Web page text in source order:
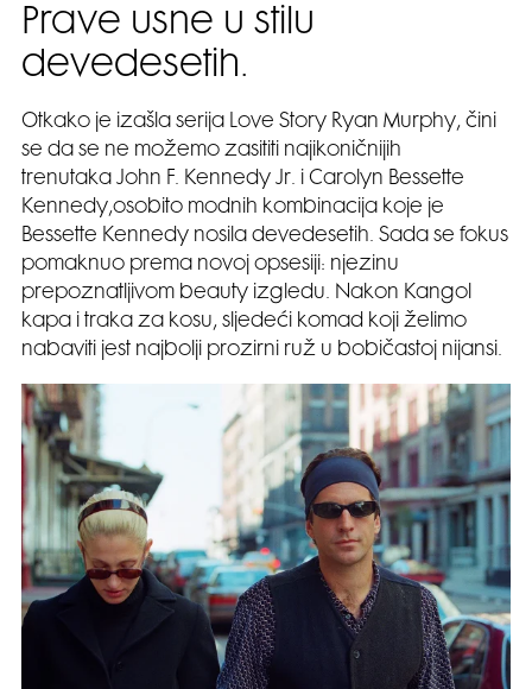
Prave usne u stilu
devedesetih.
Otkako je izašla serija Love Story Ryan Murphy, čini
se da se ne možemo zasititi najikoničnijih
trenutaka John F. Kennedy Jr. i Carolyn Bessette
Kennedy,osobito modnih kombinacija koje je
Bessette Kennedy nosila devedesetih. Sada se fokus
pomaknuo prema novoj opsesiji: njezinu
prepoznatljivom beauty izgledu. Nakon Kangol
kapa i traka za kosu, sljedeći komad koji želimo
nabaviti jest najbolji prozirni ruž u bobičastoj nijansi.